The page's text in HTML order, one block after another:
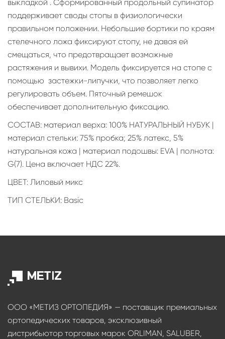
выкладкой . Сформированный продольный супинатор
поддерживает своды стопы в физиологически
правильном положении. Небольшие бортики по краям
стелечного ложа фиксируют стопу, не давая ей
смещаться, что предотвращает возможные
растяжения и вывихи. Модель фиксируется на стопе с
помощью застежки-липучки, что позволяет легко
регулировать объем. Пяточный ремешок
обеспечивает дополнительную фиксацию.
СОСТАВ: материал верха: 100% НАТУРАЛЬНЫЙ НУБУК |
материал стельки: 75% пробка; 25% латекс, 5%
натуральная кожа | материал подошвы: EVA | полнота:
G(7). Цена включает НДС 22%.
ЦВЕТ: Лиловый микс
ТИП СТЕЛЬКИ: Basic
ООО «МЕТИЗ ОРТОПЕДИЯ» — поставщик премиальных
ортопедических товаров, эксклюзивный
дистрибьютор торговых марок ORLIMAN, SALUBER,